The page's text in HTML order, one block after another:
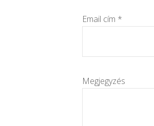
Email cím *
Megjegyzés